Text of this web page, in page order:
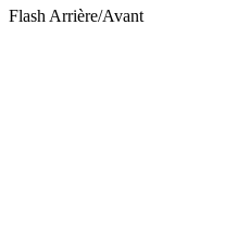
FlashArrière/Avant